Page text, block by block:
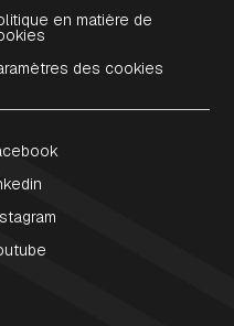
en matière de
des cookies